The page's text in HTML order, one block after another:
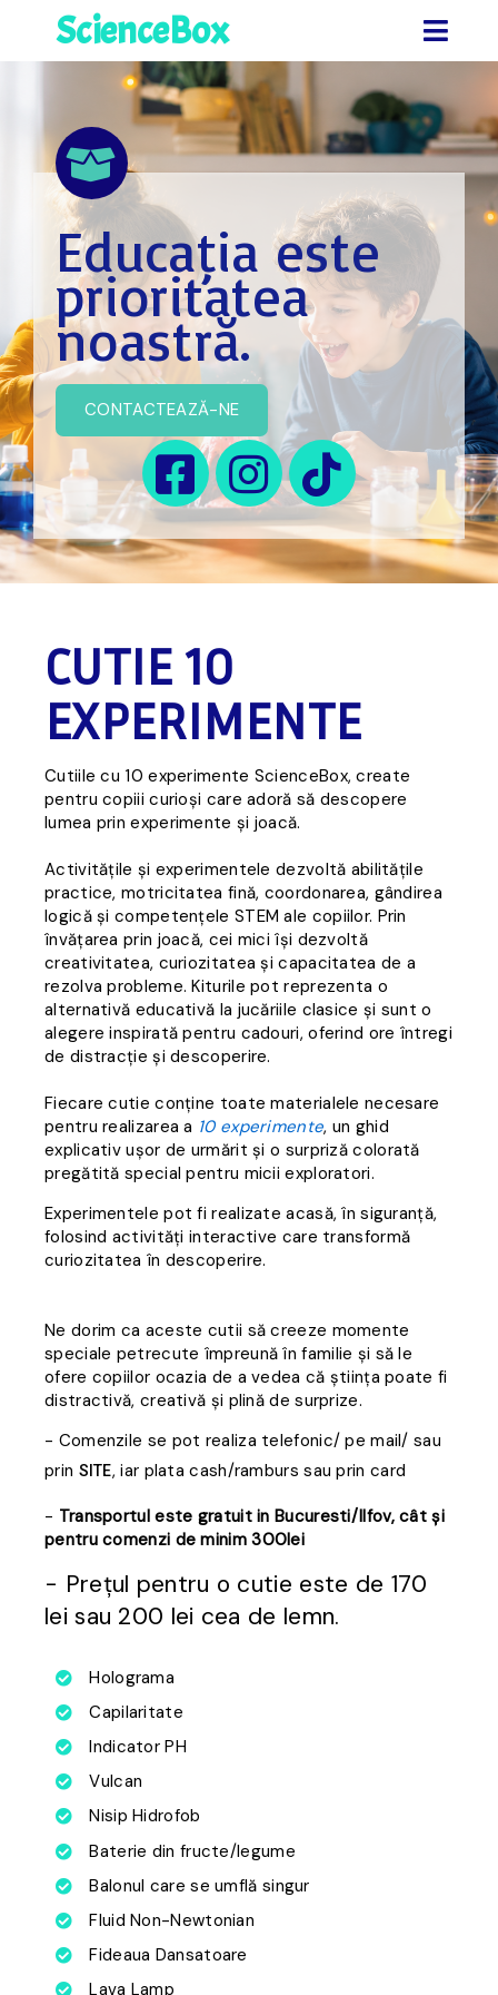
ScienceBox
Educația este
prioritatea
noastră.
CONTACTEAZĂ-NE
CUTIE 10
EXPERIMENTE
Cutiile cu 10 experimente ScienceBox, create
pentru copiii curioși care adoră să descopere
lumea prin experimente și joacă.
Activitățile și experimentele dezvoltă abilitățile
practice, motricitatea fină, coordonarea, gândirea
logică și competențele STEM ale copiilor. Prin
învățarea prin joacă, cei mici își dezvoltă
creativitatea, curiozitatea și capacitatea de a
rezolva probleme. Kiturile pot reprezenta o
alternativă educativă la jucăriile clasice și sunt o
alegere inspirată pentru cadouri, oferind ore întregi
de distracție și descoperire.
Fiecare cutie conține toate materialele necesare
pentru realizarea a 10 experimente, un ghid
explicativ ușor de urmărit și o surpriză colorată
pregătită special pentru micii exploratori.
Experimentele pot fi realizate acasă, în siguranță,
folosind activități interactive care transformă
curiozitatea în descoperire.
Ne dorim ca aceste cutii să creeze momente
speciale petrecute împreună în familie și să le
ofere copiilor ocazia de a vedea că știința poate fi
distractivă, creativă și plină de surprize.
- Comenzile se pot realiza telefonic/ pe mail/ sau
prin SITE, iar plata cash/ramburs sau prin card
- Transportul este gratuit in Bucuresti/Ilfov, cât și
pentru comenzi de minim 300lei
- Prețul pentru o cutie este de 170
lei sau 200 lei cea de lemn.
Holograma
Capilaritate
Indicator PH
Vulcan
Nisip Hidrofob
Baterie din fructe/legume
Balonul care se umflă singur
Fluid Non-Newtonian
Fideaua Dansatoare
Lava Lamp